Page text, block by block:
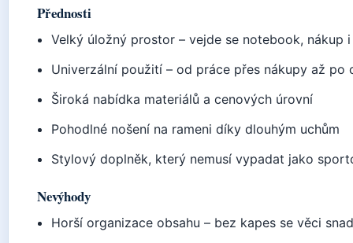
Přednosti
Velký úložný prostor – vejde se notebook, nákup
Univerzální použití – od práce přes nákupy až po
Široká nabídka materiálů a cenových úrovní
Pohodlné nošení na rameni díky dlouhým uchům
Stylový doplněk, který nemusí vypadat jako
Nevýhody
Horší organizace obsahu – bez kapes se věci